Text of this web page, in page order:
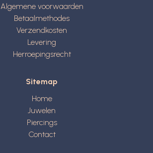
Algemene voorwaarden
Betaalmethodes
Verzendkosten
Levering
Herroepingsrecht
Sitemap
Home
Juwelen
Piercings
Contact